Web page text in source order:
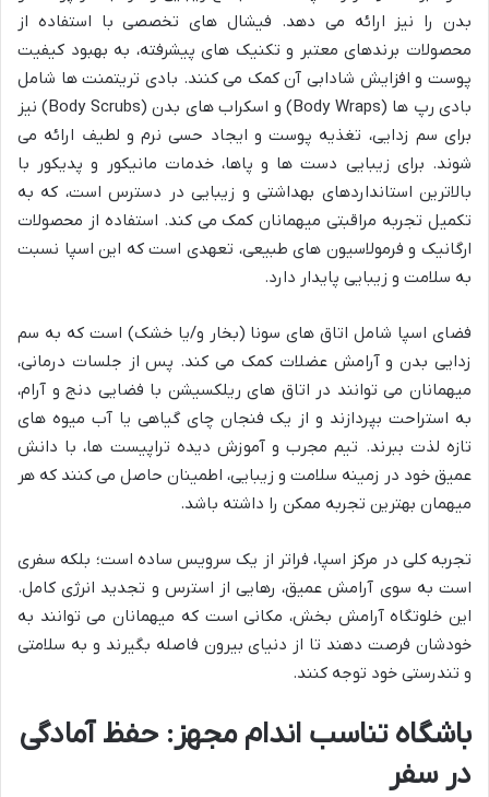
بدن را نیز ارائه می دهد. فیشال های تخصصی با استفاده از
محصولات برندهای معتبر و تکنیک های پیشرفته، به بهبود کیفیت
پوست و افزایش شادابی آن کمک می کنند. بادی تریتمنت ها شامل
بادی رپ ها (Body Wraps) و اسکراب های بدن (Body Scrubs) نیز
برای سم زدایی، تغذیه پوست و ایجاد حسی نرم و لطیف ارائه می
شوند. برای زیبایی دست ها و پاها، خدمات مانیکور و پدیکور با
بالاترین استانداردهای بهداشتی و زیبایی در دسترس است، که به
تکمیل تجربه مراقبتی میهمانان کمک می کند. استفاده از محصولات
ارگانیک و فرمولاسیون های طبیعی، تعهدی است که این اسپا نسبت
به سلامت و زیبایی پایدار دارد.
فضای اسپا شامل اتاق های سونا (بخار و/یا خشک) است که به سم
زدایی بدن و آرامش عضلات کمک می کند. پس از جلسات درمانی،
میهمانان می توانند در اتاق های ریلکسیشن با فضایی دنج و آرام،
به استراحت بپردازند و از یک فنجان چای گیاهی یا آب میوه های
تازه لذت ببرند. تیم مجرب و آموزش دیده تراپیست ها، با دانش
عمیق خود در زمینه سلامت و زیبایی، اطمینان حاصل می کنند که هر
میهمان بهترین تجربه ممکن را داشته باشد.
تجربه کلی در مرکز اسپا، فراتر از یک سرویس ساده است؛ بلکه سفری
است به سوی آرامش عمیق، رهایی از استرس و تجدید انرژی کامل.
این خلوتگاه آرامش بخش، مکانی است که میهمانان می توانند به
خودشان فرصت دهند تا از دنیای بیرون فاصله بگیرند و به سلامتی
و تندرستی خود توجه کنند.
باشگاه تناسب اندام مجهز: حفظ آمادگی
در سفر